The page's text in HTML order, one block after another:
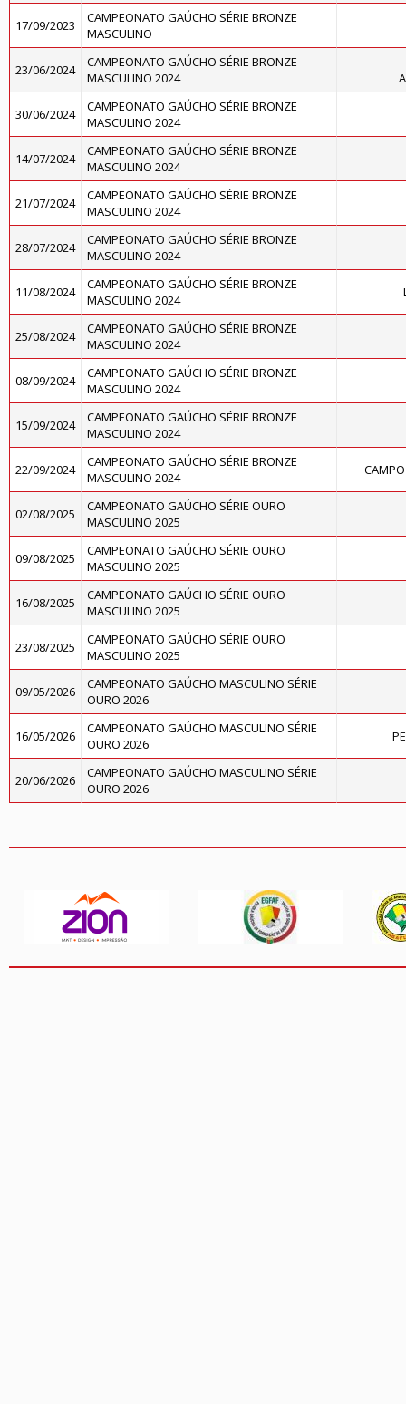
17/09/2023
CAMPEONATO GAÚCHO SÉRIE BRONZE
MASCULINO
23/06/2024
CAMPEONATO GAÚCHO SÉRIE BRONZE
MASCULINO 2024
30/06/2024
CAMPEONATO GAÚCHO SÉRIE BRONZE
MASCULINO 2024
14/07/2024
CAMPEONATO GAÚCHO SÉRIE BRONZE
MASCULINO 2024
21/07/2024
CAMPEONATO GAÚCHO SÉRIE BRONZE
MASCULINO 2024
28/07/2024
CAMPEONATO GAÚCHO SÉRIE BRONZE
MASCULINO 2024
11/08/2024
CAMPEONATO GAÚCHO SÉRIE BRONZE
MASCULINO 2024
25/08/2024
CAMPEONATO GAÚCHO SÉRIE BRONZE
MASCULINO 2024
08/09/2024
CAMPEONATO GAÚCHO SÉRIE BRONZE
MASCULINO 2024
15/09/2024
CAMPEONATO GAÚCHO SÉRIE BRONZE
MASCULINO 2024
22/09/2024
CAMPEONATO GAÚCHO SÉRIE BRONZE
MASCULINO 2024
02/08/2025
CAMPEONATO GAÚCHO SÉRIE OURO
MASCULINO 2025
09/08/2025
CAMPEONATO GAÚCHO SÉRIE OURO
MASCULINO 2025
16/08/2025
CAMPEONATO GAÚCHO SÉRIE OURO
MASCULINO 2025
23/08/2025
CAMPEONATO GAÚCHO SÉRIE OURO
MASCULINO 2025
09/05/2026
CAMPEONATO GAÚCHO MASCULINO SÉRIE
OURO 2026
16/05/2026
CAMPEONATO GAÚCHO MASCULINO SÉRIE
OURO 2026
20/06/2026
CAMPEONATO GAÚCHO MASCULINO SÉRIE
OURO 2026